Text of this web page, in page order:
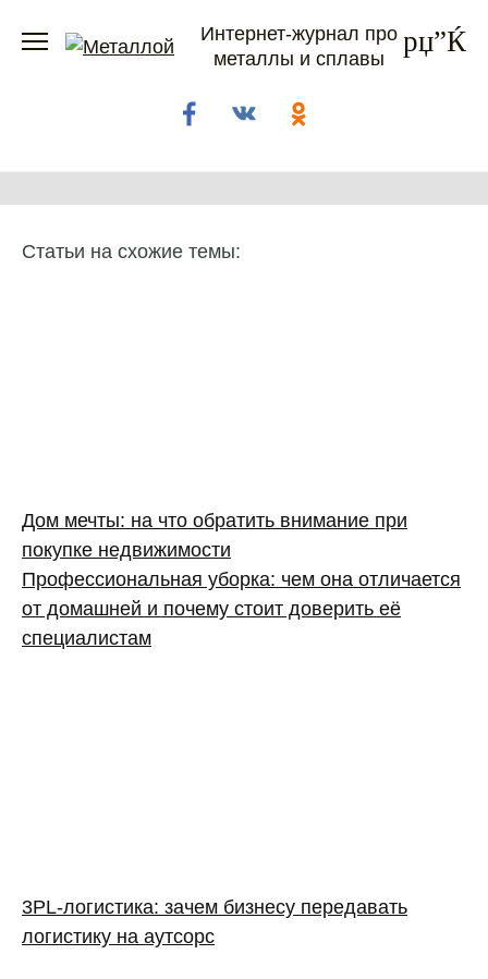
Интернет-журнал про
металлы и сплавы
Статьи на схожие темы:
Дом мечты: на что обратить внимание при
покупке недвижимости
Профессиональная уборка: чем она отличается
от домашней и почему стоит доверить её
специалистам
3PL‑логистика: зачем бизнесу передавать
логистику на аутсорс